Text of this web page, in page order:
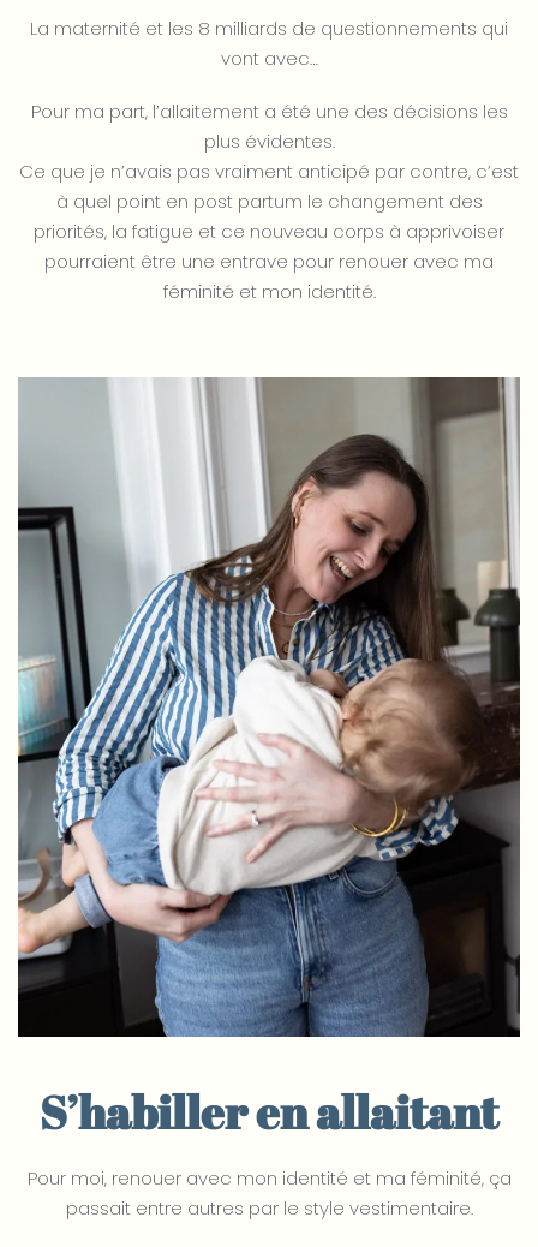
La maternité et les 8 milliards de questionnements qui
vont avec…
Pour ma part, l’allaitement a été une des décisions les
plus évidentes.
Ce que je n’avais pas vraiment anticipé par contre, c’est
à quel point en post partum le changement des
priorités, la fatigue et ce nouveau corps à apprivoiser
pourraient être une entrave pour renouer avec ma
féminité et mon identité.
S’habiller en allaitant
Pour moi, renouer avec mon identité et ma féminité, ça
passait entre autres par le style vestimentaire.